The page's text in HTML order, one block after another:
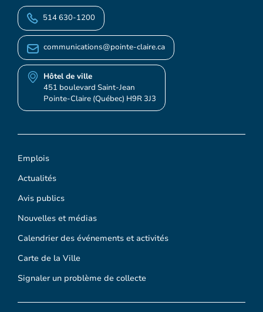
Emplois
Actualités
Avis publics
Nouvelles et médias
Calendrier des événements et activités
Carte de la Ville
Signaler un problème de collecte
514 630-1200
communications@pointe-claire.ca
Hôtel de ville
451 boulevard Saint-Jean
Pointe-Claire (Québec) H9R 3J3